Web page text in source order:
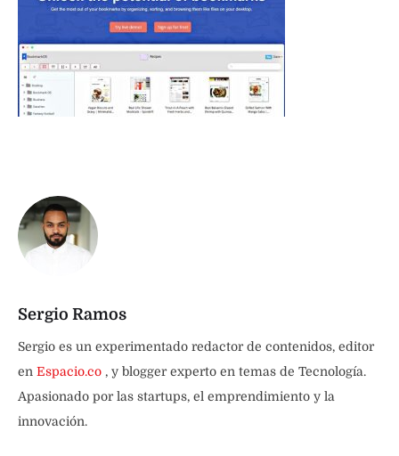
Sergio Ramos
Sergio es un experimentado redactor de contenidos, editor
en Espacio.co , y blogger experto en temas de Tecnología.
Apasionado por las startups, el emprendimiento y la
innovación.